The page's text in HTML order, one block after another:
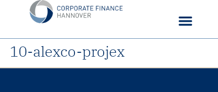
10-alexco-projex